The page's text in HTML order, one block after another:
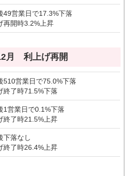
49営業日で17.3%下落
再開時3.2%上昇
月 利上げ再開
510営業日で75.0%下落
終了時71.5%下落
1営業日で0.1%下落
終了時21.5%上昇
下落なし
終了時26.4%上昇